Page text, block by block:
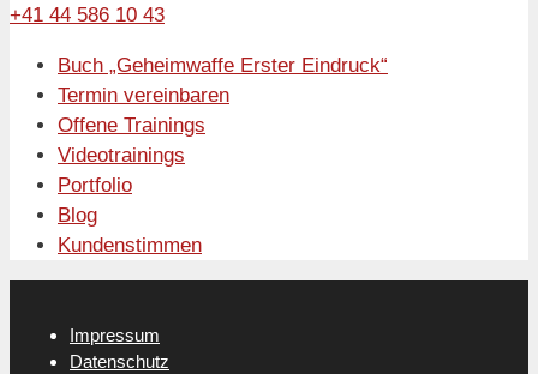
+41 44 586 10 43
Buch „Geheimwaffe Erster Eindruck“
Termin vereinbaren
Offene Trainings
Videotrainings
Portfolio
Blog
Kundenstimmen
Impressum
Datenschutz